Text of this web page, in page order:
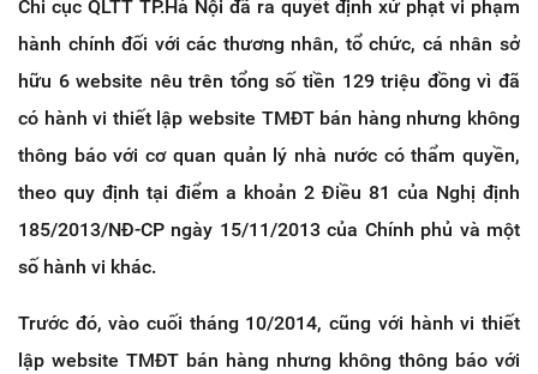
Chi cục QLTT TP.Hà Nội đã ra quyết định xử phạt vi phạm
hành chính đối với các thương nhân, tổ chức, cá nhân sở
hữu 6 website nêu trên tổng số tiền 129 triệu đồng vì đã
có hành vi thiết lập website TMĐT bán hàng nhưng không
thông báo với cơ quan quản lý nhà nước có thẩm quyền,
theo quy định tại điểm a khoản 2 Điều 81 của Nghị định
185/2013/NĐ-CP ngày 15/11/2013 của Chính phủ và một
số hành vi khác.
Trước đó, vào cuối tháng 10/2014, cũng với hành vi thiết
lập website TMĐT bán hàng nhưng không thông báo với